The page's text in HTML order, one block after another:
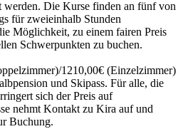
Die Kurse finden an fünf von
für zweieinhalb Stunden
Möglichkeit, zu einem fairen Preis
Schwerpunkten zu buchen.
1210,00€ (Einzelzimmer)
und Skipass. Für alle, die
sich der Preis auf
nehmt Kontakt zu Kira auf und
Buchung.